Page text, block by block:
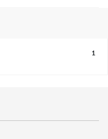
1